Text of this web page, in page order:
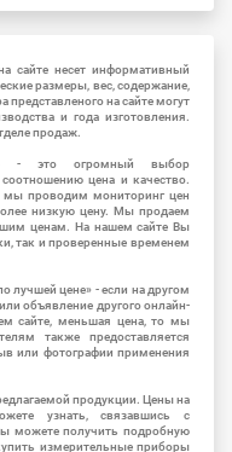
сайте несет информативный
размеры, вес, содержание,
представленого на сайте могут
и года изготовления.
продаж.
- это огромный выбор
цена и качество.
проводим мониторинг цен
низкую цену. Мы продаем
ценам. На нашем сайте Вы
так и проверенные временем
лучшей цене» - если на другом
объявление другого онлайн-
сайте, меньшая цена, то мы
также предоставляется
или фотографии применения
продукции. Цены на
узнать, связавшись с
можете получить подробную
измерительные приборы